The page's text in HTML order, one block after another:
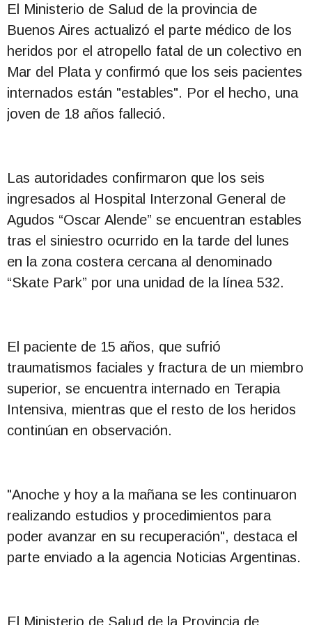
El Ministerio de Salud de la provincia de
Buenos Aires actualizó el parte médico de los
heridos por el atropello fatal de un colectivo en
Mar del Plata y confirmó que los seis pacientes
internados están "estables". Por el hecho, una
joven de 18 años falleció.
Las autoridades confirmaron que los seis
ingresados al Hospital Interzonal General de
Agudos “Oscar Alende” se encuentran estables
tras el siniestro ocurrido en la tarde del lunes
en la zona costera cercana al denominado
“Skate Park” por una unidad de la línea 532.
El paciente de 15 años, que sufrió
traumatismos faciales y fractura de un miembro
superior, se encuentra internado en Terapia
Intensiva, mientras que el resto de los heridos
continúan en observación.
"Anoche y hoy a la mañana se les continuaron
realizando estudios y procedimientos para
poder avanzar en su recuperación", destaca el
parte enviado a la agencia Noticias Argentinas.
El Ministerio de Salud de la Provincia de